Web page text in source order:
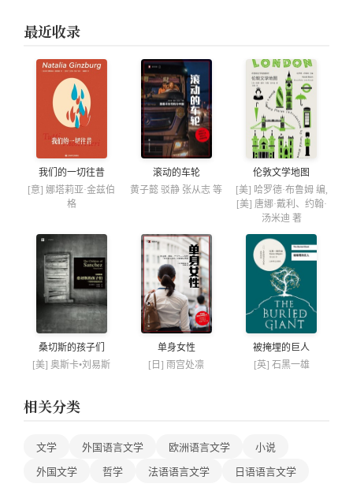
最近收录
我们的一切往昔
[意] 娜塔莉亚·金兹伯
格
滚动的车轮
黄子懿 驳静 张从志 等
伦敦文学地图
[美] 哈罗德·布鲁姆 编,
[美] 唐娜·戴利、约翰·
汤米迪 著
桑切斯的孩子们
[美] 奥斯卡•刘易斯
单身女性
[日] 雨宫处凛
被掩埋的巨人
[英] 石黑一雄
相关分类
文学 外国语言文学 欧洲语言文学 小说
外国文学 哲学 法语语言文学 日语语言文学